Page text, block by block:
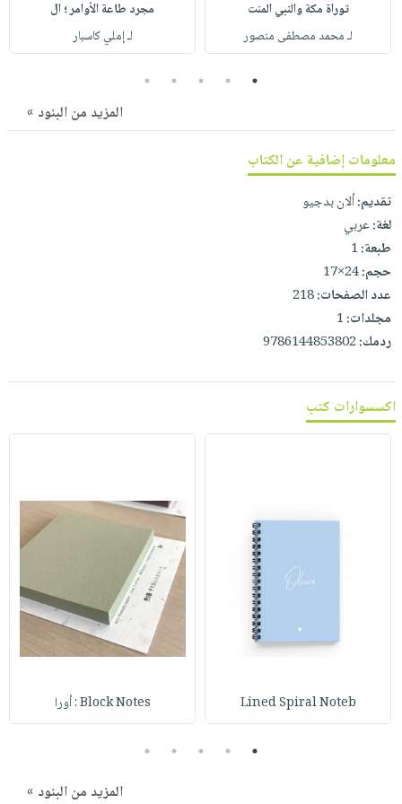
صابون
أطفال
فيديوهات
أسئلة
وفرات
انشر
كتابك
تواصل
معنا
التسوق
توراة مكة والنبي المنت
لـ محمد مصطفى منصور
مجرد طاعة الأوامر ؛ ال
لـ إملي كاسبار
1
2
3
4
5
المزيد من البنود »
معلومات إضافية عن الكتاب
تقديم:ألان بدجيو
لغة:عربي
طبعة:1
حجم:24×17
عدد الصفحات:218
مجلدات:1
ردمك:9786144853802
اكسسوارات كتب
Lined Spiral Noteb Block Notes : أورا
1
2
3
4
5
المزيد من البنود »